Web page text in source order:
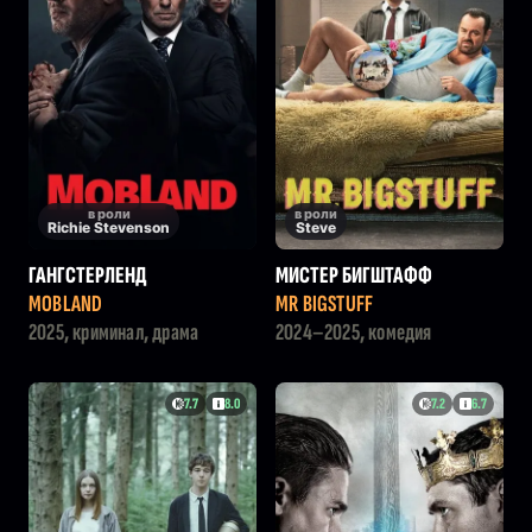
в роли
Richie Stevenson
ГАНГСТЕРЛЕНД
MOBLAND
2025, криминал, драма
в роли
Steve
МИСТЕР БИГШТАФФ
MR BIGSTUFF
2024–2025, комедия
7.7 8.0 7.2 6.7